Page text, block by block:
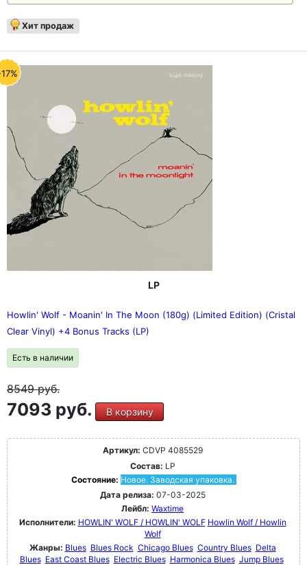
Хит продаж
LP
Howlin' Wolf - Moanin' In The Moon (180g) (Limited Edition) (Cristal
Clear Vinyl) +4 Bonus Tracks (LP)
Есть в наличии
8549руб.
7093 руб. В корзину
Артикул: CDVP 4085529
Состав: LP
Состояние: Новое. Заводская упаковка.
Дата релиза: 07-03-2025
Лейбл: Waxtime
Исполнители: HOWLIN' WOLF / HOWLIN' WOLF Howlin Wolf / Howlin
Wolf
Жанры: Blues Blues Rock Chicago Blues Country Blues Delta
Blues East Coast Blues Electric Blues Harmonica Blues Jump Blues